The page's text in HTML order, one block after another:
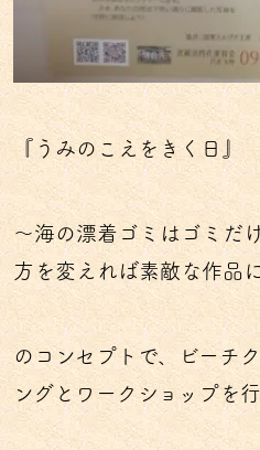
『うみのこえをきく日』
〜海の漂着ゴミはゴミだ
方を変えれば素敵な作品
のコンセプトで、ビーチ
ングとワークショップを